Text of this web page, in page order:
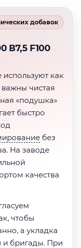
добавок
В7,5 F100
как
чистая
«подушка»
быстро
без
На заводе
качества
чтобы
а укладка
и бригады. При